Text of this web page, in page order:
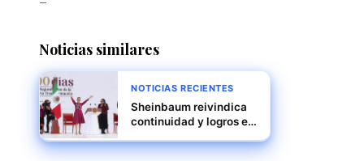
Noticias similares
NOTICIAS RECIENTES
Sheinbaum reivindica
continuidad y logros en
ante miles en el Zócalo